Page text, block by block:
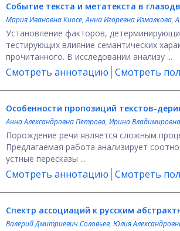
Событие текста и метатекста в
Мария Ивановна Киосе,Анна Игоревна Измалкова,
Установление факторов,
тестирующих влияние семантических
прочитанного. В исследовании анализу ...
Смотреть аннотацию Смотреть
Особенности пропозиций текстов-
Анна Александровна Петрова, Ирина
Порождение речи является сложным
Предлагаемая работа анализирует
устные пересказы ...
Смотреть аннотацию Смотреть
Спектр ассоциаций к русским
Валерий Дмитриевич Соловьев, Юлия